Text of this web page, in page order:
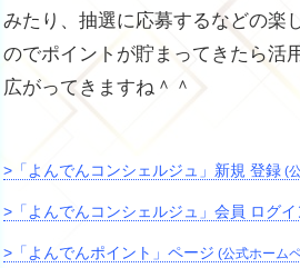
みたり、抽選に応募するなどの楽
のでポイントが貯まってきたら活
広がってきますね＾＾
>「よんでんコンシェルジュ」新規 登録 (
>「よんでんコンシェルジュ」会員 ログイ
>「よんでんポイント」ページ (公式ホーム